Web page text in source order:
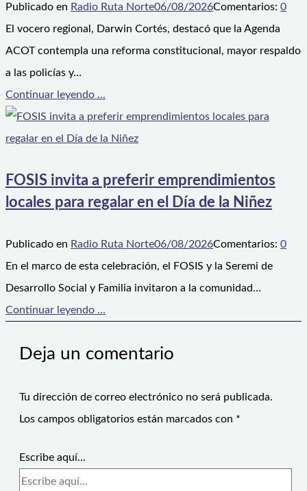
Publicado en Radio Ruta Norte06/08/2026Comentarios: 0
El vocero regional, Darwin Cortés, destacó que la Agenda
ACOT contempla una reforma constitucional, mayor respaldo
a las policías y…
Continuar leyendo ...
FOSIS invita a preferir emprendimientos
locales para regalar en el Día de la Niñez
Publicado en Radio Ruta Norte06/08/2026Comentarios: 0
En el marco de esta celebración, el FOSIS y la Seremi de
Desarrollo Social y Familia invitaron a la comunidad…
Continuar leyendo ...
Deja un comentario
Tu dirección de correo electrónico no será publicada.
Los campos obligatorios están marcados con *
Escribe aquí...